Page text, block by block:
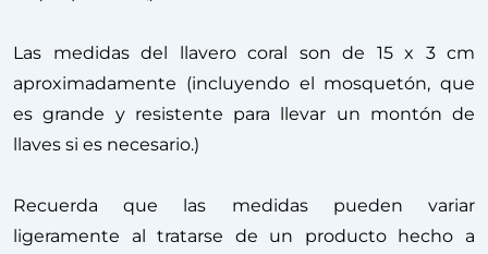
Las medidas del llavero coral son de 15 x 3 cm
aproximadamente (incluyendo el mosquetón, que
es grande y resistente para llevar un montón de
llaves si es necesario.)
Recuerda que las medidas pueden variar
ligeramente al tratarse de un producto hecho a